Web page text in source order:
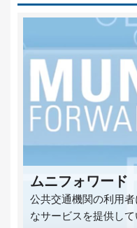
ムニフォワード
公共交通機関の利用
なサービスを提供して